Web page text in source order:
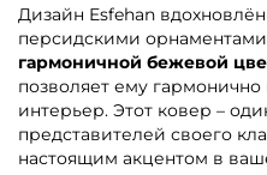
Дизайн Esfehan
персидскими
гармоничной бежевой
позволяет ему
интерьер. Этот ковер –
представителей своего
настоящим акцентом в